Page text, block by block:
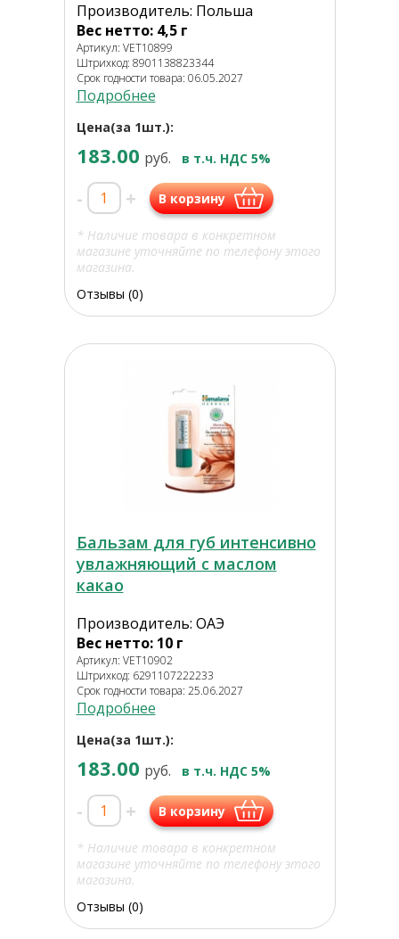
Производитель: Польша
Вес нетто: 4,5 г
Артикул: VET10899
Штрихкод: 8901138823344
Срок годности товара: 06.05.2027
Подробнее
Цена(за 1шт.):
183.00 руб. в т.ч. НДС 5%
- + В корзину
* Наличие товара в конкретном
магазине уточняйте по телефону этого
магазина.
Отзывы (0)
Бальзам для губ интенсивно
увлажняющий с маслом
какао
Производитель: ОАЭ
Вес нетто: 10 г
Артикул: VET10902
Штрихкод: 6291107222233
Срок годности товара: 25.06.2027
Подробнее
Цена(за 1шт.):
183.00 руб. в т.ч. НДС 5%
- + В корзину
* Наличие товара в конкретном
магазине уточняйте по телефону этого
магазина.
Отзывы (0)